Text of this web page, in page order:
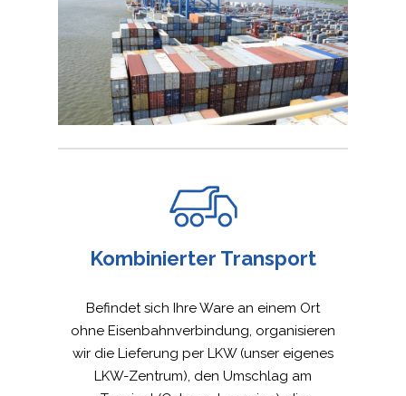
Kombinierter Transport
Befindet sich Ihre Ware an einem Ort
ohne Eisenbahnverbindung, organisieren
wir die Lieferung per LKW (unser eigenes
LKW-Zentrum), den Umschlag am